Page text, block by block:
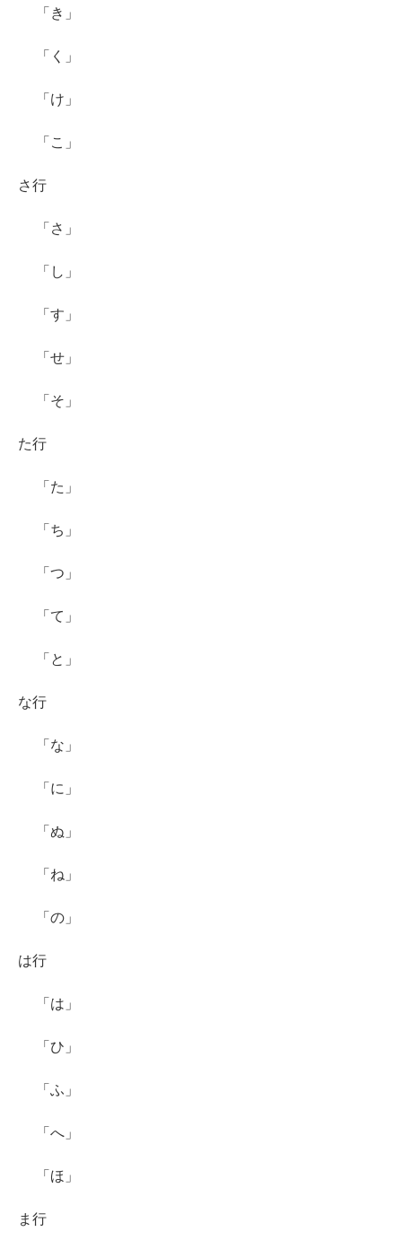
「き」
「く」
「け」
「こ」
さ行
「さ」
「し」
「す」
「せ」
「そ」
た行
「た」
「ち」
「つ」
「て」
「と」
な行
「な」
「に」
「ぬ」
「ね」
「の」
は行
「は」
「ひ」
「ふ」
「へ」
「ほ」
ま行